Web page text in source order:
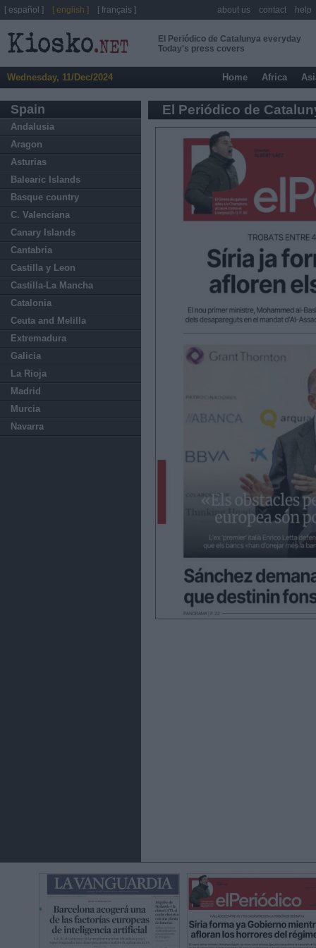
El Periódico de Catalunya everyday
Today's press covers
Wednesday, 11/Dec/2024 Home Africa
Spain
Andalusia
Aragon
Asturias
Balearic Islands
Basque country
C. Valenciana
Canary Islands
Cantabria
Castilla y Leon
Castilla-La Mancha
Catalonia
Ceuta and Melilla
Extremadura
Galicia
La Rioja
Madrid
Murcia
Navarra
El Periódico de
[ español ] [ english ] [ français ] about us contact help